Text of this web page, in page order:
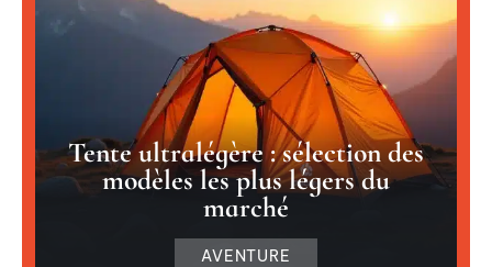
Tente ultralégère : sélection des
modèles les plus légers du
marché
AVENTURE